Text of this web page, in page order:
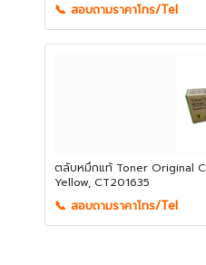
📞 สอบถามราคาโทร/Tel
ตลับหมึกแท้ Toner Original
Yellow, CT201635
📞 สอบถามราคาโทร/Tel